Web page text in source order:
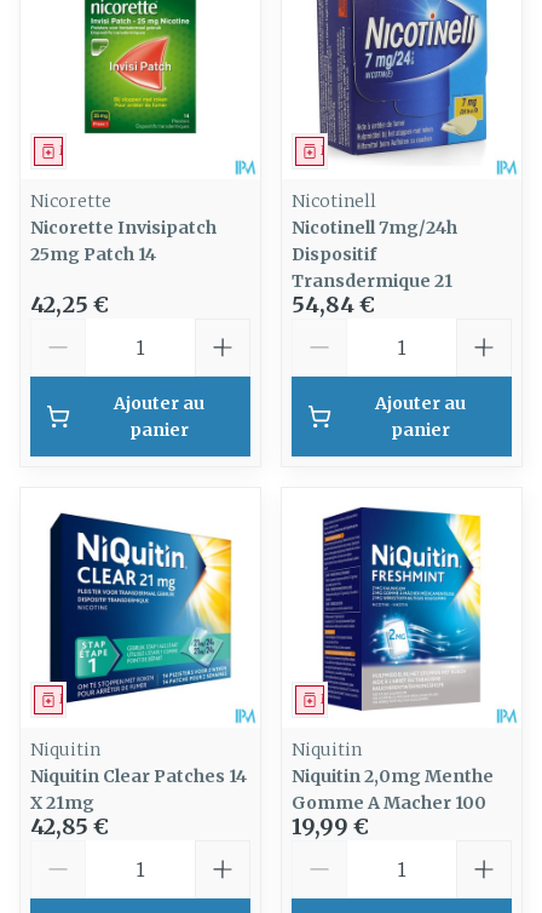
Médicament
Nicorette
Nicorette Invisipatch
25mg Patch 14
42,25 €
Ajouter au
panier
Médicament
Nicotinell
Nicotinell 7mg/24h
Dispositif
Transdermique 21
54,84 €
Ajouter au
panier
Médicament
Niquitin
Niquitin Clear Patches 14
X 21mg
42,85 €
Médicament
Niquitin
Niquitin 2,0mg Menthe
Gomme A Macher 100
19,99 €